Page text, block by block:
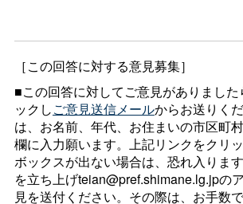
［この回答に対する意見募集］
■この回答に対してご意見がありました
ックしご意見送信メールからお送りく
は、お名前、年代、お住まいの市区町
欄に入力願います。上記リンクをクリ
ボックスが出ない場合は、恐れ入りま
を立ち上げteian@pref.shimane.lg.jpの
見を送付ください。その際は、お手数